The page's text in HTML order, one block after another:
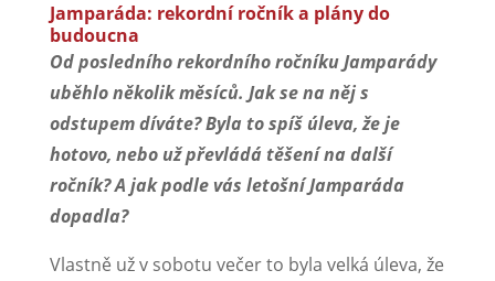
Jamparáda: rekordní ročník a plány do
budoucna
Od posledního rekordního ročníku Jamparády
uběhlo několik měsíců. Jak se na něj s
odstupem díváte? Byla to spíš úleva, že je
hotovo, nebo už převládá těšení na další
ročník? A jak podle vás letošní Jamparáda
dopadla?
Vlastně už v sobotu večer to byla velká úleva, že